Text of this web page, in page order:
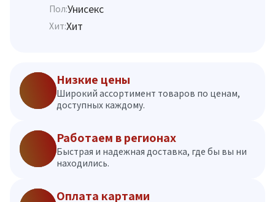
Пол:Унисекс
Хит:Хит
Низкие цены
Широкий ассортимент товаров по ценам,
доступных каждому.
Работаем в регионах
Быстрая и надежная доставка, где бы вы ни
находились.
Оплата картами